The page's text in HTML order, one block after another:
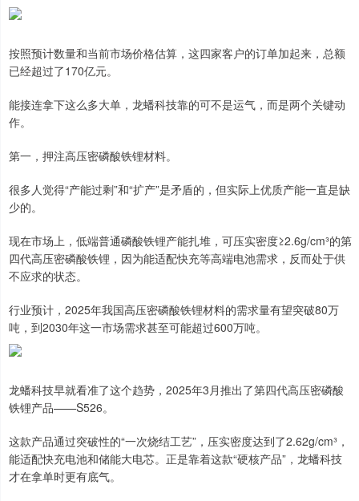
按照预计数量和当前市场价格估算，这四家客户的订单加起来，总额
已经超过了170亿元。
能接连拿下这么多大单，龙蟠科技靠的可不是运气，而是两个关键动
作。
第一，押注高压密磷酸铁锂材料。
很多人觉得“产能过剩”和“扩产”是矛盾的，但实际上优质产能一直是缺
少的。
现在市场上，低端普通磷酸铁锂产能扎堆，可压实密度≥2.6g/cm³的第
四代高压密磷酸铁锂，因为能适配快充等高端电池需求，反而处于供
不应求的状态。
行业预计，2025年我国高压密磷酸铁锂材料的需求量有望突破80万
吨，到2030年这一市场需求甚至可能超过600万吨。
龙蟠科技早就看准了这个趋势，2025年3月推出了第四代高压密磷酸
铁锂产品——S526。
这款产品通过突破性的“一次烧结工艺”，压实密度达到了2.62g/cm³，
能适配快充电池和储能大电芯。正是靠着这款“硬核产品”，龙蟠科技
才在拿单时更有底气。